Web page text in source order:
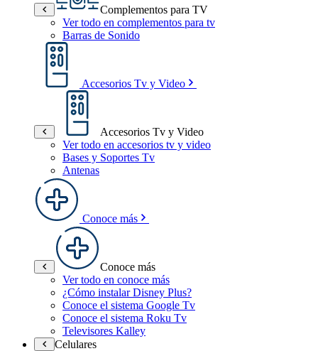
Complementos para TV
Ver todo en complementos para tv
Barras de Sonido
Accesorios Tv y Video
Accesorios Tv y Video
Ver todo en accesorios tv y video
Bases y Soportes Tv
Antenas
Conoce más
Conoce más
Ver todo en conoce más
¿Cómo instalar Disney Plus?
Conoce el sistema Google Tv
Conoce el sistema Roku Tv
Televisores Kalley
Celulares